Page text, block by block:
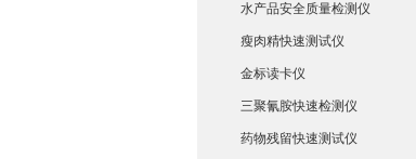
水产品安全质量检测仪
瘦肉精快速测试仪
金标读卡仪
三聚氰胺快速检测仪
药物残留快速测试仪